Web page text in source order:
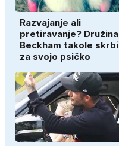
Razvajanje ali
pretiravanje? Družina
Beckham takole skrbi
za svojo psičko